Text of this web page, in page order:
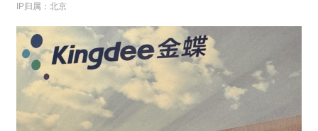
IP归属：北京